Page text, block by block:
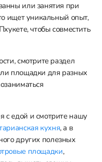
или занятия при
ищет уникальный опыт,
чтобы совместить
смотрите раздел
площадки для разных
с едой и смотрите нашу
кухня, а в
других полезных
площадки,